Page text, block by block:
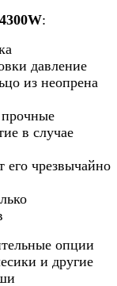
:
давление
из неопрена
в случае
его чрезвычайно
опции
и другие